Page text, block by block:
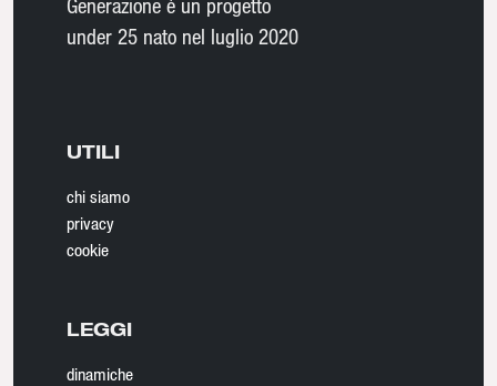
Generazione è un progetto
under 25 nato nel luglio 2020
UTILI
chi siamo
privacy
cookie
LEGGI
dinamiche